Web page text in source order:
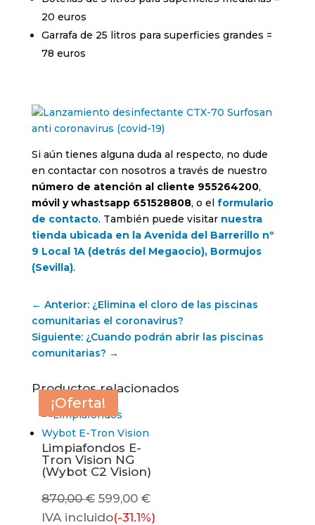
20 euros
Garrafa de 25 litros para superficies grandes =
78 euros
Si aún tienes alguna duda al respecto, no dude
en contactar con nosotros a través de nuestro
número de atención al cliente 955264200,
móvil y whastsapp 651528808, o el formulario
de contacto. También puede visitar nuestra
tienda ubicada en la Avenida del Barrerillo nº
9 Local 1A (detrás del Megaocio), Bormujos
(Sevilla).
← Anterior: ¿Elimina el cloro de las piscinas
comunitarias el coronavirus?
Siguiente: ¿Cuando podrán abrir las piscinas
comunitarias? →
Productos relacionados
¡Oferta!
Limpiafondos E-
Tron Vision NG
(Wybot C2 Vision)
870,00€ El
precio
599,00 €El
precio
IVA incluido(-31.1%)
¡Oferta!
¡Oferta!
¡Oferta!